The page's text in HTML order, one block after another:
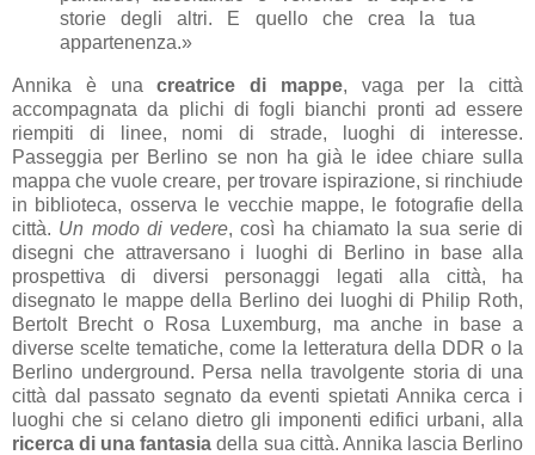
storie degli altri. E quello che crea la tua
appartenenza.»
Annika è unacreatrice di mappe, vaga per la città
accompagnata da plichi di fogli bianchi pronti ad essere
riempiti di linee, nomi di strade, luoghi di interesse.
Passeggia per Berlino se non ha già le idee chiare sulla
mappa che vuole creare, per trovare ispirazione, si rinchiude
in biblioteca, osserva le vecchie mappe, le fotografie della
città. Un modo di vedere, così ha chiamato la sua serie di
disegni che attraversano i luoghi di Berlino in base alla
prospettiva di diversi personaggi legati alla città, ha
disegnato le mappe della Berlino dei luoghi di Philip Roth,
Bertolt Brecht o Rosa Luxemburg, ma anche in base a
diverse scelte tematiche, come la letteratura della DDR o la
Berlino underground. Persa nella travolgente storia di una
città dal passato segnato da eventi spietati Annika cerca i
luoghi che si celano dietro gli imponenti edifici urbani, alla
ricerca di una fantasia della sua città. Annika lascia Berlino